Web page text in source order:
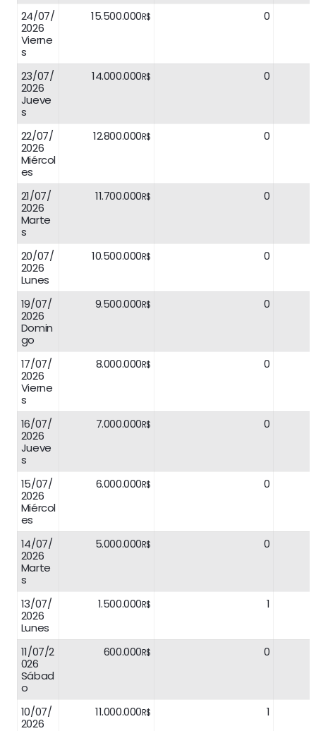
24/07/
2026
Vierne
s
15.500.000R$ 0
23/07/
2026
Jueve
s
14.000.000R$ 0
22/07/
2026
Miércol
es
12.800.000R$ 0
21/07/
2026
Marte
s
11.700.000R$ 0
20/07/
2026
Lunes
10.500.000R$ 0
19/07/
2026
Domin
go
9.500.000R$ 0
17/07/
2026
Vierne
s
8.000.000R$ 0
16/07/
2026
Jueve
s
7.000.000R$ 0
15/07/
2026
Miércol
es
6.000.000R$ 0
14/07/
2026
Marte
s
5.000.000R$ 0
13/07/
2026
Lunes
1.500.000R$ 1
11/07/2
026
Sábad
o
600.000R$ 0
10/07/
2026
11.000.000R$ 1